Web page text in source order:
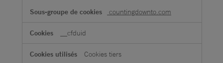
countingdownto.com
__cfduid
Cookies tiers